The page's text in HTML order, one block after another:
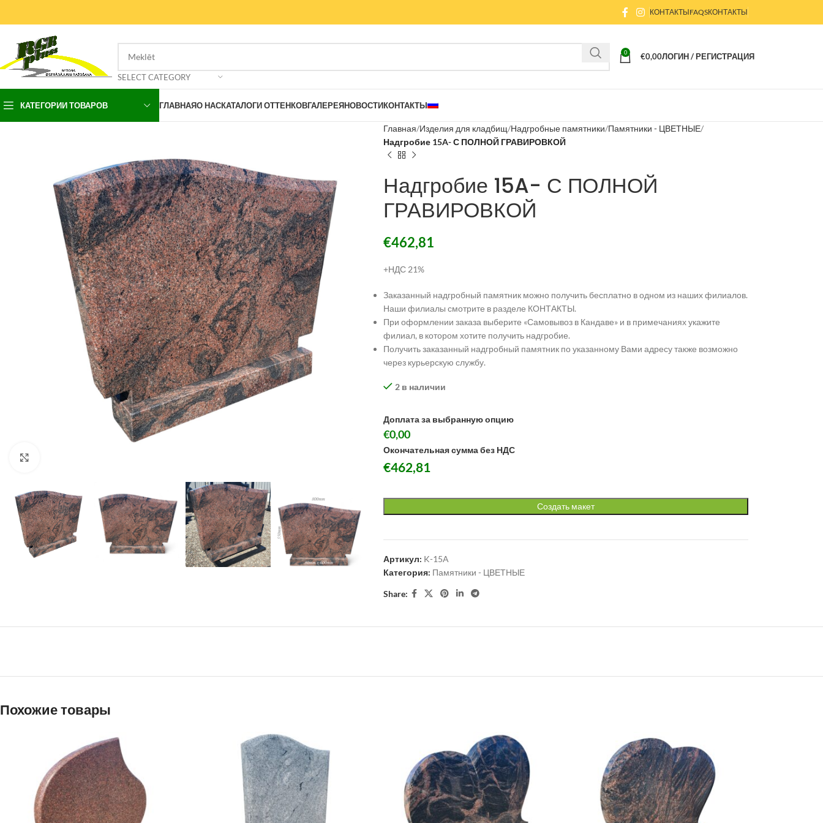
КОНТАКТЫFAQSКОНТАКТЫ
SELECT CATEGORY
0 €0,00ЛОГИН / РЕГИСТРАЦИЯ
КАТЕГОРИИ ТОВАРОВ ГЛАВНАЯО НАСКАТАЛОГИ ОТТЕНКОВГАЛЕРЕЯНОВОСТИКОНТАКТЫ
Главная Изделия для кладбищ Надгробные памятники Памятники - ЦВЕТНЫЕ
Надгробие 15A- С ПОЛНОЙ ГРАВИРОВКОЙ
Надгробие 15A- С ПОЛНОЙ
ГРАВИРОВКОЙ
€462,81
+НДС 21%
Заказанный надгробный памятник можно получить бесплатно в одном из наших филиалов.
Наши филиалы смотрите в разделе КОНТАКТЫ.
При оформлении заказа выберите «Самовывоз в Кандаве» и в примечаниях укажите
филиал, в котором хотите получить надгробие.
Получить заказанный надгробный памятник по указанному Вами адресу также возможно
через курьерскую службу.
2 в наличии
Доплата за выбранную опцию
€0,00
Окончательная сумма без НДС
€462,81
Создать макет
Артикул: K-15A
Категория: Памятники - ЦВЕТНЫЕ
Share:
Похожие товары